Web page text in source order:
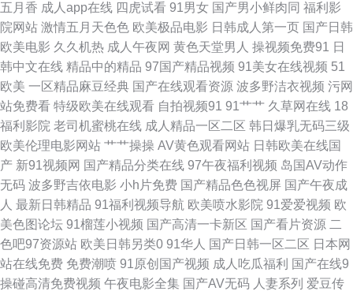
妇 91足控精品免费入口 欧日美小视频 91老湿机 九一天麻传媒 91成人在线
操 久久男人网 91真人视频 欧美BB 91精品视频专区精品 免费看91网站 91九
色蝌蚪蜜桃人妻 精品日韩成人 91N爽片 黄色仓库免费播放影片 91n免费处
女在 国产一区二区人妻精 综合欧美日韩国产 久久9久久 91黄在线看 久久品
精人 91精彩视频 黄污污在线观看 91大片高清 玖玖re 91蝌蚪九色porn 九一
撸啊撸 91n视频户外勾引 黄色成人日韩欧美 在线成人伊人就去操 国产情侣
91网 91九色熟女露脸 老牛福利资源网 91论坛国产在线视频 久久精品视频首
五月香 成人app在线 四虎试看 91男女 国产男小鲜肉同 福利影
院网站 激情五月天色色 欧美极品电影 日韩成人第一页 国产日韩
欧美电影 久久机热 成人午夜网 黄色天堂男人 操视频免费91 日
韩中文在线 精品中的精品 97国产精品视频 91美女在线视频 51
欧美 一区精品麻豆经典 国产在线观看资源 波多野洁衣视频 污网
站免费看 特级欧美在线观看 自拍视频91 91艹艹 久草网在线 18
福利影院 老司机蜜桃在线 成人精品一区二区 韩日爆乳无码三级
欧美伦理电影网站 艹艹操操 AV黄色观看网站 日韩欧美在线国
产 新91视频网 国产精品分类在线 97午夜福利视频 岛国AV动作
无码 波多野吉依电影 小h片免费 国产精品色色视屏 国产午夜成
人 最新日韩精品 91福利视频导航 欧美喷水影院 91爱爱视频 欧
美色图论坛 91榴莲小视频 国产高清一卡新区 国产看片资源 二
色吧97资源站 欧美日韩另类0 91华人 国产日韩一区二区 日本网
站在线免费 免费潮喷 91原创国产视频 成人吃瓜福利 国产在线9
操碰高清免费视频 午夜电影全集 国产AV无码 人妻系列 爱豆传